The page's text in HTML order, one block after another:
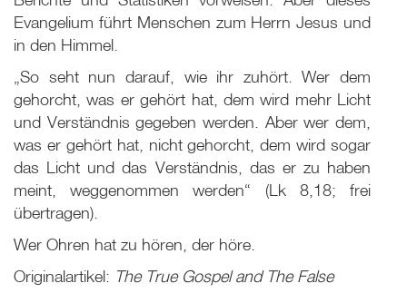
Evangelium führt Menschen zum Herrn Jesus und
in den Himmel.
„So seht nun darauf, wie ihr zuhört. Wer dem
gehorcht, was er gehört hat, dem wird mehr Licht
und Verständnis gegeben werden. Aber wer dem,
was er gehört hat, nicht gehorcht, dem wird sogar
das Licht und das Verständnis, das er zu haben
meint, weggenommen werden“ (Lk 8,18; frei
übertragen).
Wer Ohren hat zu hören, der höre.
Originalartikel: The True Gospel and The False